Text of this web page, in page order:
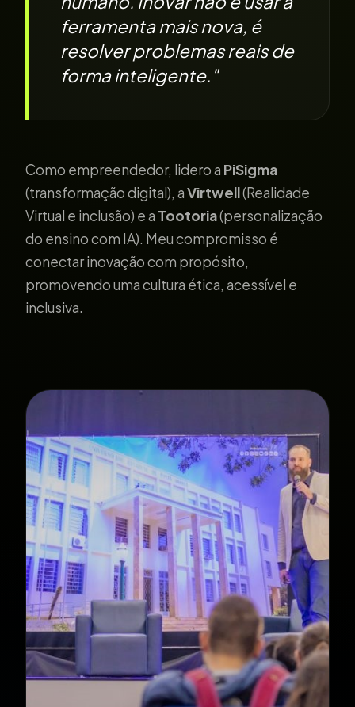
ferramenta mais nova, é
resolver problemas reais de
forma inteligente."
Como empreendedor, lidero a PiSigma
(transformação digital), aVirtwell(Realidade
Virtual e inclusão) e a Tootoria(personalização
do ensino com IA). Meu compromisso é
conectar inovação com propósito,
promovendo uma cultura ética, acessível e
inclusiva.